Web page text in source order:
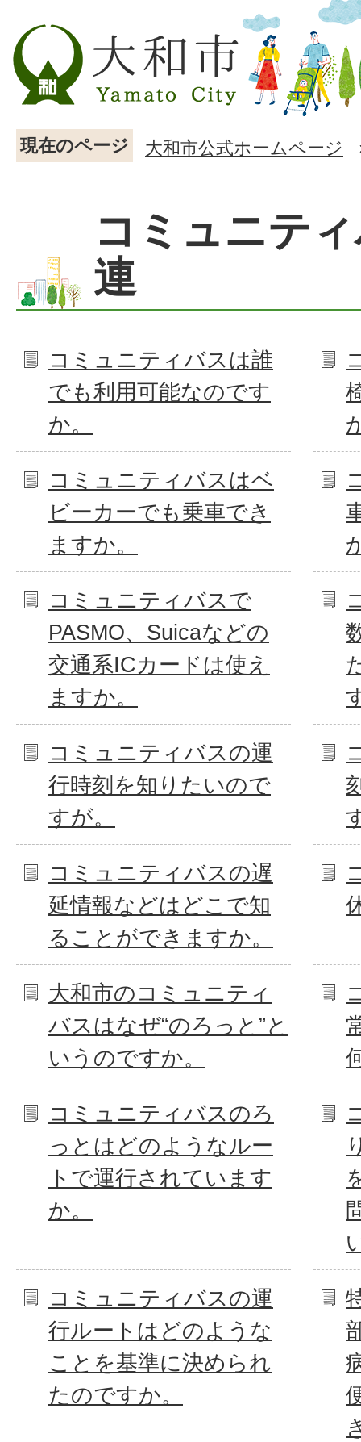
現在のページ 大和市公式ホームページ
コミュニテ
連
コミュニティバスは誰
でも利用可能なのです
か。
コミュニティバスはベ
ビーカーでも乗車でき
ますか。
コミュニティバスで
PASMO、Suicaなどの
交通系ICカードは使え
ますか。
コミュニティバスの運
行時刻を知りたいので
すが。
コミュニティバスの遅
延情報などはどこで知
ることができますか。
大和市のコミュニティ
バスはなぜ“のろっと”と
いうのですか。
コミュニティバスのろ
っとはどのようなルー
トで運行されています
か。
コミュニティバスの運
行ルートはどのような
ことを基準に決められ
たのですか。